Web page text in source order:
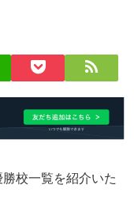
校一覧を紹介いた